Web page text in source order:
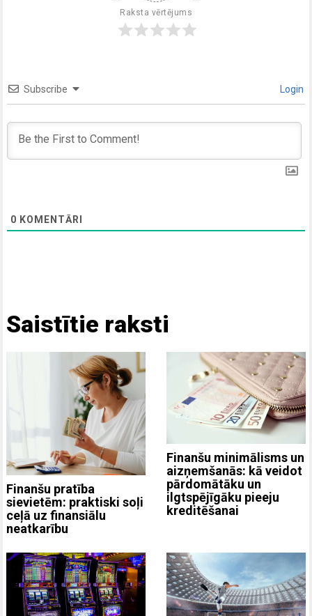
Raksta vērtējums
Subscribe Login
0 KOMENTĀRI
Saistītie raksti
Finanšu pratība
sievietēm: praktiski soļi
ceļā uz finansiālu
neatkarību
Finanšu minimālisms un
aizņemšanās: kā veidot
pārdomātāku un
ilgtspējīgāku pieeju
kreditēšanai